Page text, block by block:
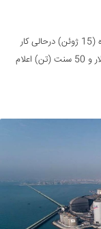
باشگاه آلومینیوم: بورس فلزات لندن دوشنبه 25 خرداد ماه (15 ژوئن) درحالی کار
خود را آغاز کرد فروش نقدی آلومینیوم در بورس 3418 دلار و 50 سنت (تن) اعلام